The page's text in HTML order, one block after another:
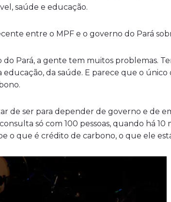
saúde e educação.
entre o MPF e o governo do Pará
do Pará, a gente tem muitos problemas.
educação, da saúde. E parece que o
de ser para depender de governo e de
só com 100 pessoas, quando há
o que é crédito de carbono, o que ele